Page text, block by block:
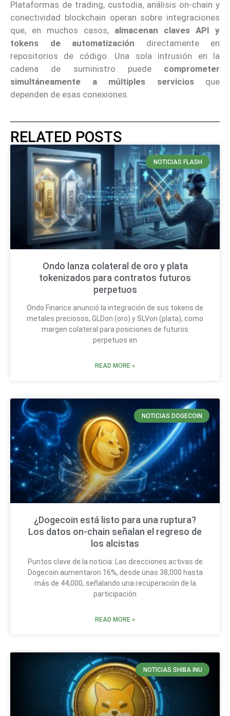
Plataformas de trading, custodia, análisis on-chain y
conectividad blockchain operan sobre integraciones
que, en muchos casos, almacenan claves API y
tokens de automatización directamente en
repositorios de código. Una sola intrusión en la
cadena de suministro puede comprometer
simultáneamente a múltiples serviciosque
dependen de esas conexiones.
RELATED POSTS
NOTICIAS FLASH
Ondo lanza colateral de oro y plata
tokenizados para contratos futuros
perpetuos
Ondo Finance anunció la integración de sus tokens de
metales preciosos, GLDon (oro) y SLVon (plata), como
margen colateral para posiciones de futuros
perpetuos en
READ MORE »
NOTICIAS DOGECOIN
¿Dogecoin está listo para una ruptura?
Los datos on-chain señalan el regreso de
los alcistas
Puntos clave de la noticia: Las direcciones activas de
Dogecoin aumentaron 16%, desde unas 38,000 hasta
más de 44,000, señalando una recuperación de la
participación
READ MORE »
NOTICIAS SHIBA INU